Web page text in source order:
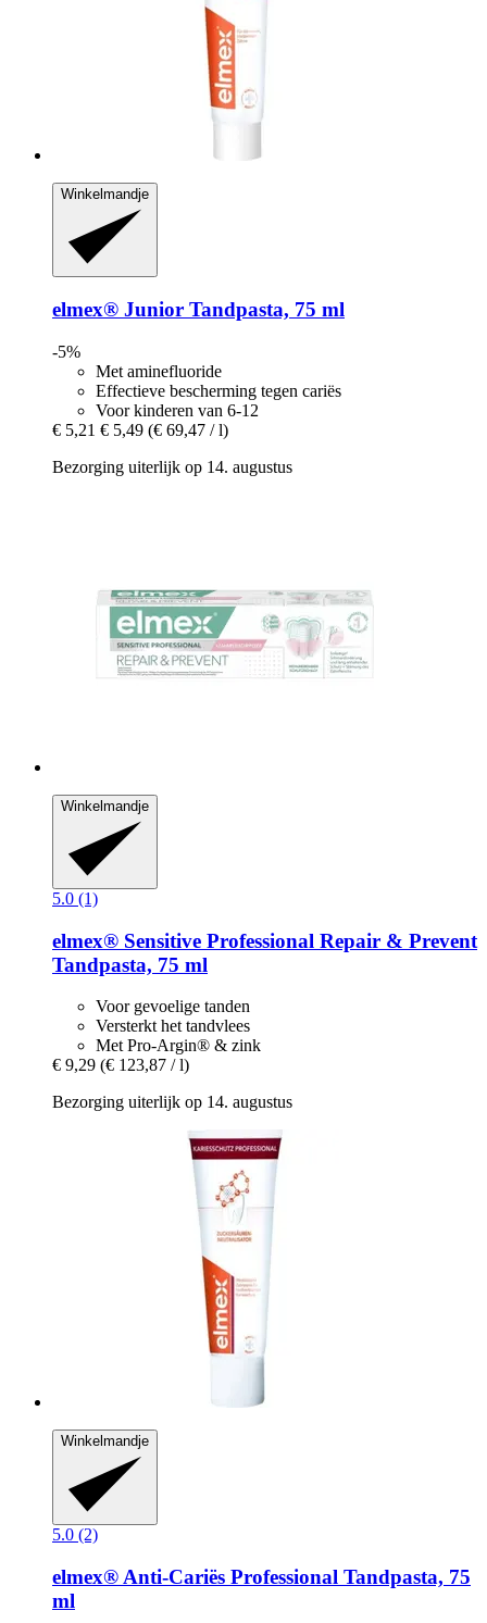
Winkelmandje
elmex® Junior Tandpasta, 75 ml
-5%
Met aminefluoride
Effectieve bescherming tegen cariës
Voor kinderen van 6-12
€ 5,21 € 5,49 (€ 69,47 / l)
Bezorging uiterlijk op 14. augustus
Winkelmandje
5.0 (1)
elmex® Sensitive Professional Repair & Prevent
Tandpasta, 75 ml
Voor gevoelige tanden
Versterkt het tandvlees
Met Pro-Argin® & zink
€ 9,29 (€ 123,87 / l)
Bezorging uiterlijk op 14. augustus
Winkelmandje
5.0 (2)
elmex® Anti-​Cariës Professional Tandpasta, 75
ml